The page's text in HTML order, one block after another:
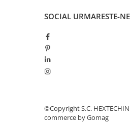
SOCIAL URMARESTE-
©Copyright S.C.
commerce by Gomag